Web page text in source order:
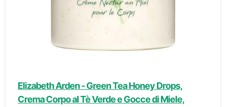
Elizabeth Arden - Green Tea Honey Drops,
Crema Corpo al Tè Verde e Gocce di Miele,